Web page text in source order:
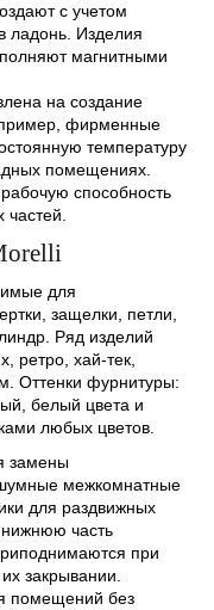
с учетом
ладонь. Изделия
магнитными
на создание
фирменные
температуру
помещениях.
способность
для
защелки, петли,
Ряд изделий
ретро, хай-тек,
Оттенки фурнитуры:
белый цвета и
любых цветов.
замены
межкомнатные
для раздвижных
часть
при
закрывании.
помещений без